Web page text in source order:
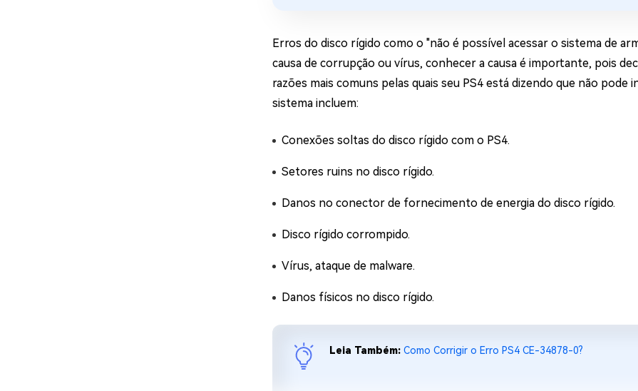
Erros do disco rígido como o "não é possível acessar o sistema de
causa de corrupção ou vírus, conhecer a causa é importante, pois
razões mais comuns pelas quais seu PS4 está dizendo que não
sistema incluem:
Conexões soltas do disco rígido com o PS4.
Setores ruins no disco rígido.
Danos no conector de fornecimento de energia do disco rígido.
Disco rígido corrompido.
Vírus, ataque de malware.
Danos físicos no disco rígido.
Leia Também: Como Corrigir o Erro PS4 CE-34878-0?